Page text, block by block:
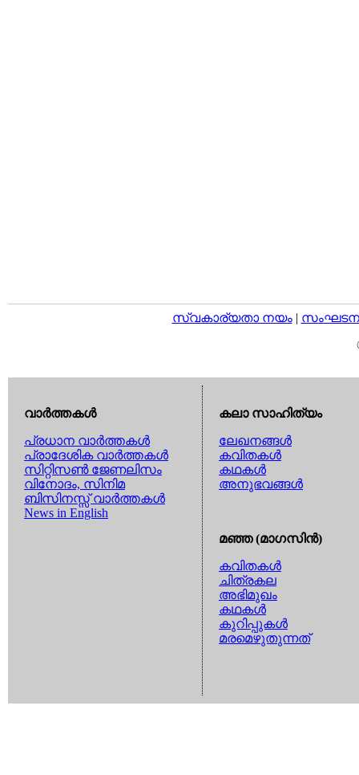
സ്വകാര്യതാ നയം|
വാര്‍ത്തകള്‍
പ്രധാന വാര്‍ത്തകള്‍
പ്രാദേശിക വാര്‍ത്തകള്‍
സിറ്റിസണ്‍ ജേണലിസം
വിനോദം, സിനിമ
ബിസിനസ്സ് വാര്‍ത്തകള്‍
News in English
കലാ സാഹിത്യം
ലേഖനങ്ങള്‍
കവിതകള്‍
കഥകള്‍
അനുഭവങ്ങള്‍
മഞ്ഞ (മാഗസിന്‍)
കവിതകള്‍
ചിത്രകല
അഭിമുഖം
കഥകള്‍
കുറിപ്പുകള്‍
മരമെഴുതുന്നത്